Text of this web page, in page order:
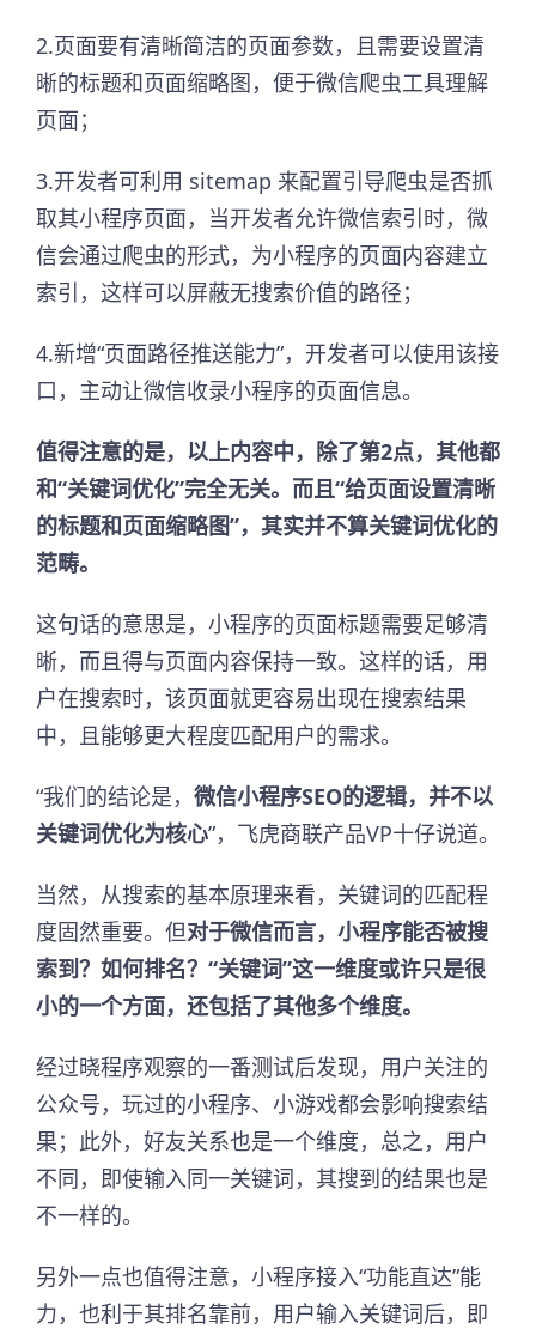
2.页面要有清晰简洁的页面参数，且需要设置清
晰的标题和页面缩略图，便于微信爬虫工具理解
页面；
3.开发者可利用 sitemap 来配置引导爬虫是否抓
取其小程序页面，当开发者允许微信索引时，微
信会通过爬虫的形式，为小程序的页面内容建立
索引，这样可以屏蔽无搜索价值的路径；
4.新增“页面路径推送能力”，开发者可以使用该接
口，主动让微信收录小程序的页面信息。
值得注意的是，以上内容中，除了第2点，其他都
和“关键词优化”完全无关。而且“给页面设置清晰
的标题和页面缩略图”，其实并不算关键词优化的
范畴。
这句话的意思是，小程序的页面标题需要足够清
晰，而且得与页面内容保持一致。这样的话，用
户在搜索时，该页面就更容易出现在搜索结果
中，且能够更大程度匹配用户的需求。
“我们的结论是， 微信小程序SEO的逻辑，并不以
关键词优化为核心”，飞虎商联产品VP十仔说道。
当然，从搜索的基本原理来看，关键词的匹配程
度固然重要。但对于微信而言，小程序能否被搜
索到？如何排名？“关键词”这一维度或许只是很
小的一个方面，还包括了其他多个维度。
经过晓程序观察的一番测试后发现，用户关注的
公众号，玩过的小程序、小游戏都会影响搜索结
果；此外，好友关系也是一个维度，总之，用户
不同，即使输入同一关键词，其搜到的结果也是
不一样的。
另外一点也值得注意，小程序接入“功能直达”能
力，也利于其排名靠前，用户输入关键词后，即